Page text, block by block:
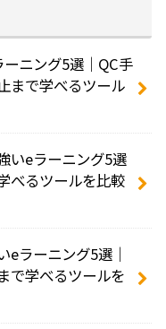
ニング5選｜QC手
まで学べるツール
いeラーニング5選
べるツールを比較
eラーニング5選｜
で学べるツールを